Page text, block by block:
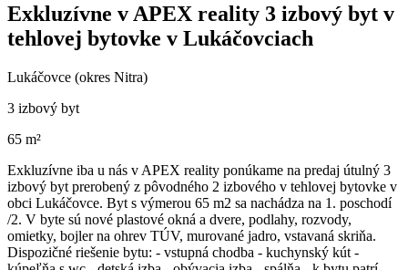
Exkluzívne v APEX reality 3 izbový byt v
tehlovej bytovke v Lukáčovciach
Lukáčovce (okres Nitra)
3 izbový byt
65 m²
Exkluzívne iba u nás v APEX reality ponúkame na predaj útulný 3
izbový byt prerobený z pôvodného 2 izbového v tehlovej bytovke v
obci Lukáčovce. Byt s výmerou 65 m2 sa nachádza na 1. poschodí
/2. V byte sú nové plastové okná a dvere, podlahy, rozvody,
omietky, bojler na ohrev TÚV, murované jadro, vstavaná skriňa.
Dispozičné riešenie bytu: - vstupná chodba - kuchynský kút -